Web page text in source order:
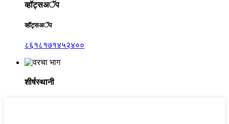
व्हॉट्सअॅप
व्हॉट्सअॅप
८६१८१७१४५२४००
शीर्षस्थानी